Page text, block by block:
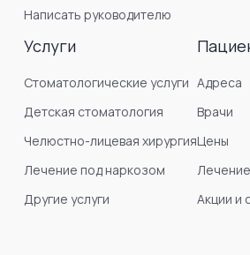
Написать руководителю
Услуги
Стоматологические услуги
Детская стоматология
Челюстно-лицевая хирургия
Лечение под наркозом
Другие услуги
Адреса
Врачи
Цены
Акции и